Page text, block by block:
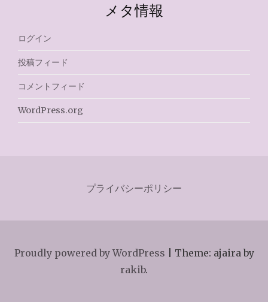
メタ情報
ログイン
投稿フィード
コメントフィード
WordPress.org
プライバシーポリシー
Proudly powered by WordPress
Theme: ajaira by
rakib.